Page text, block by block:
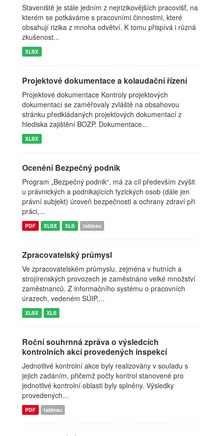
Staveniště je stále jedním z nejrizikovějších pracovišť, na
kterém se potkáváme s pracovními činnostmi, které
obsahují rizika z mnoha odvětví. K tomu přispívá i různá
zkušenost...
XLSX
Projektové dokumentace a kolaudační řízení
Projektové dokumentace Kontroly projektových
dokumentací se zaměřovaly zvláště na obsahovou
stránku předkládaných projektových dokumentací z
hlediska zajištění BOZP. Dokumentace...
XLSX
Ocenění Bezpečný podnik
Program „Bezpečný podnik“, má za cíl především zvýšit
u právnických a podnikajících fyzických osob (dále jen
právní subjekt) úroveň bezpečnosti a ochrany zdraví při
práci,...
PDF XLSX XLS tableau
Zpracovatelský průmysl
Ve zpracovatelském průmyslu, zejména v hutních a
strojírenských provozech je zaměstnáno velké množství
zaměstnanců. Z informačního systému o pracovních
úrazech, vedeném SÚIP,...
XLSX XLS
Roční souhrnná zpráva o výsledcích
kontrolních akcí provedených inspekcí
Jednotlivé kontrolní akce byly realizovány v souladu s
jejich zadáním, přičemž počty kontrol stanovené pro
jednotlivé kontrolní oblasti byly splněny. Výsledky
provedených...
PDF tableau